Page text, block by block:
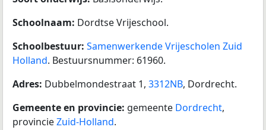
Schoolnaam: Dordtse Vrijeschool.
Schoolbestuur: Samenwerkende Vrijescholen Zuid
Holland. Bestuursnummer: 61960.
Adres: Dubbelmondestraat 1, 3312NB, Dordrecht.
Gemeente en provincie: gemeente Dordrecht,
provincieZuid-Holland.